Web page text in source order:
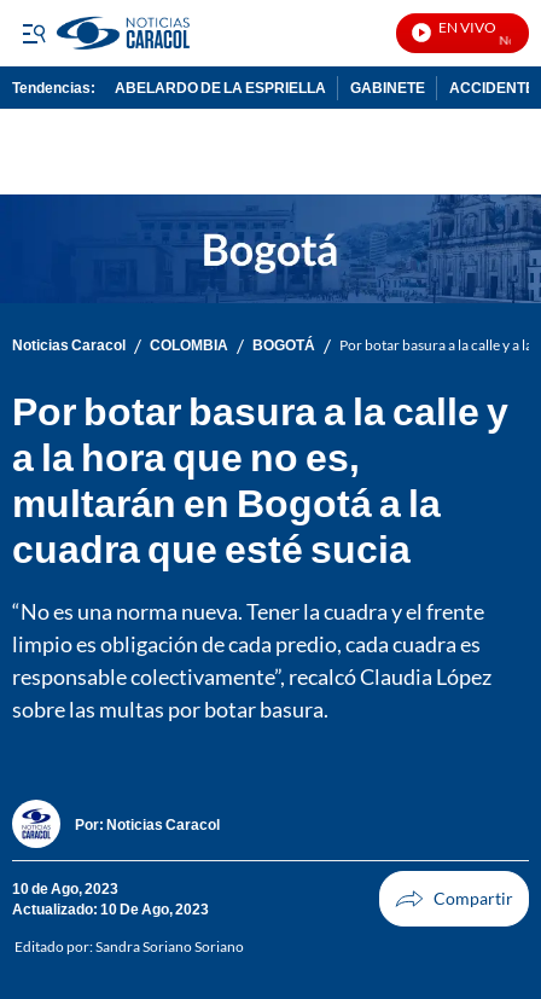
EN VIVO
Tendencias: ABELARDO DE LA ESPRIELLA GABINETE ACCIDENTE
Noticias Caracol / COLOMBIA / BOGOTÁ / Por botar basura a la calle y a
Por botar basura a la calle y
a la hora que no es,
multarán en Bogotá a la
cuadra que esté sucia
“No es una norma nueva. Tener la cuadra y el frente
limpio es obligación de cada predio, cada cuadra es
responsable colectivamente”, recalcó Claudia López
sobre las multas por botar basura.
Por: Noticias Caracol
10 de Ago, 2023
Actualizado: 10 De Ago, 2023
Editado por:Sandra Soriano Soriano